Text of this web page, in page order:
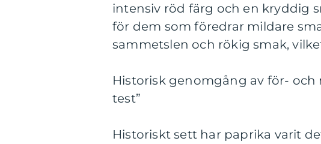
intensiv röd färg och en kryddig
för dem som föredrar mildare
sammetslen och rökig smak,
Historisk genomgång av för- och
test”
Historiskt sett har paprika varit